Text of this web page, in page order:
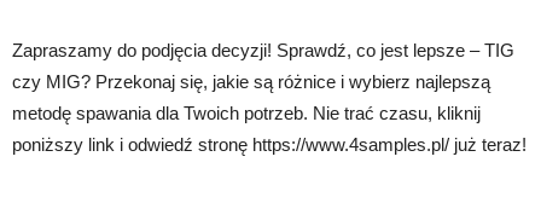
Zapraszamy do podjęcia decyzji! Sprawdź, co jest lepsze – TIG
czy MIG? Przekonaj się, jakie są różnice i wybierz najlepszą
metodę spawania dla Twoich potrzeb. Nie trać czasu, kliknij
poniższy link i odwiedź stronę https://www.4samples.pl/ już teraz!